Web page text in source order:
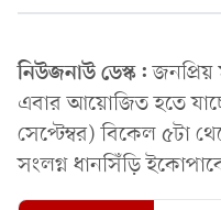
নিউজনাউ ডেস্ক:জনপ্রিয়
এবার আয়োজিত হতে
সেপ্টেম্বর) বিকেল ৫টা
সংলগ্ন ধানসিঁড়ি